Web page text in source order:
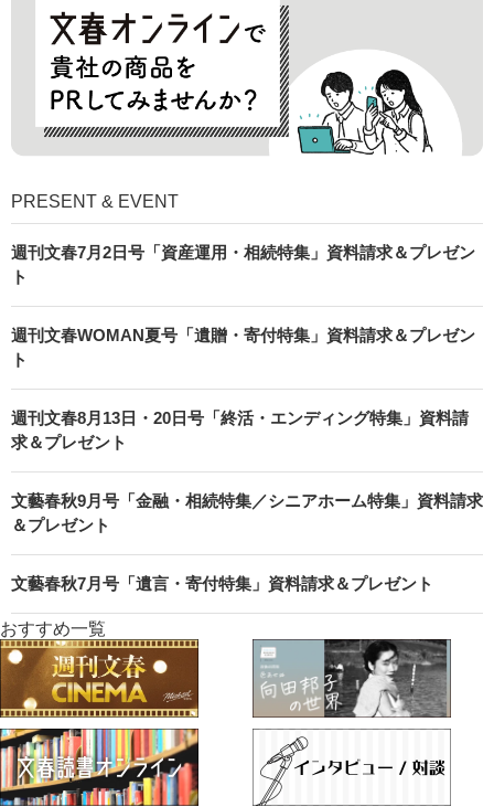
PRESENT & EVENT
週刊文春7月2日号「資産運用・相続特集」資料請求＆プレゼン
ト
週刊文春WOMAN夏号「遺贈・寄付特集」資料請求＆プレゼン
ト
週刊文春8月13日・20日号「終活・エンディング特集」資料請
求＆プレゼント
文藝春秋9月号「金融・相続特集／シニアホーム特集」資料請求
＆プレゼント
文藝春秋7月号「遺言・寄付特集」資料請求＆プレゼント
おすすめ一覧